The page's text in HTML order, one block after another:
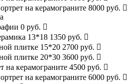
на керамограните 8000 руб.
0 руб.
13*18 1350 руб.
плитке 15*20 2700 руб.
плитке 20*30 3600 руб.
на керамограните 4500 руб.
на керамограните 6000 руб.